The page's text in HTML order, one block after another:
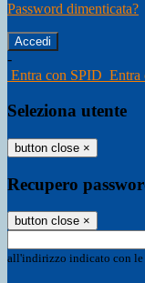
Password dimenticata?
-
Entra con SPID Entra
Seleziona utente
button close ×
Recupero
button close ×
all'indirizzo indicato con le